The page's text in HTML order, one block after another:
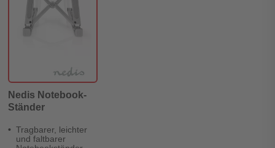
Nedis Notebook-
Ständer
Tragbarer, leichter
und faltbarer